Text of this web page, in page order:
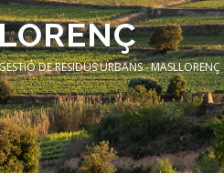
DE RESIDUS URBANS-MASLLORENÇ